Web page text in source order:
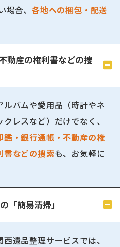
場合、各地への梱包・配送
動産の権利書などの捜
ルバムや愛用品（時計やネ
クレスなど）だけでなく、
鑑・銀行通帳・不動産の権
書などの捜索も、お気軽に
「簡易清掃」
西遺品整理サービスでは、